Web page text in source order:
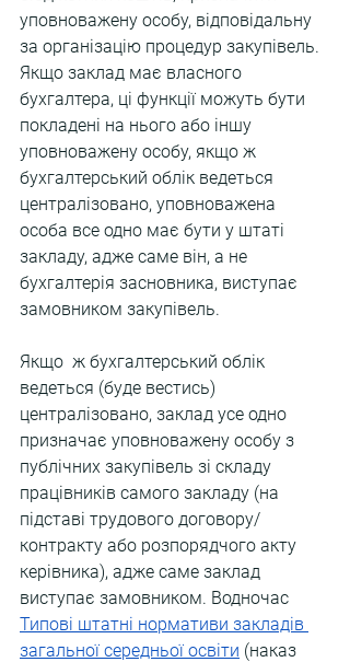
уповноважену особу, відповідальну
за організацію процедур закупівель.
Якщо заклад має власного
бухгалтера, ці функції можуть бути
покладені на нього або іншу
уповноважену особу, якщо ж
бухгалтерський облік ведеться
централізовано, уповноважена
особа все одно має бути у штаті
закладу, адже саме він, а не
бухгалтерія засновника, виступає
замовником закупівель.
Якщо  ж бухгалтерський облік
ведеться (буде вестись)
централізовано, заклад усе одно
призначає уповноважену особу з
публічних закупівель зі складу
працівників самого закладу (на
підставі трудового договору/
контракту або розпорядчого акту
керівника), адже саме заклад
виступає замовником. Водночас
Типові штатні нормативи закладів
загальної середньої освіти (наказ